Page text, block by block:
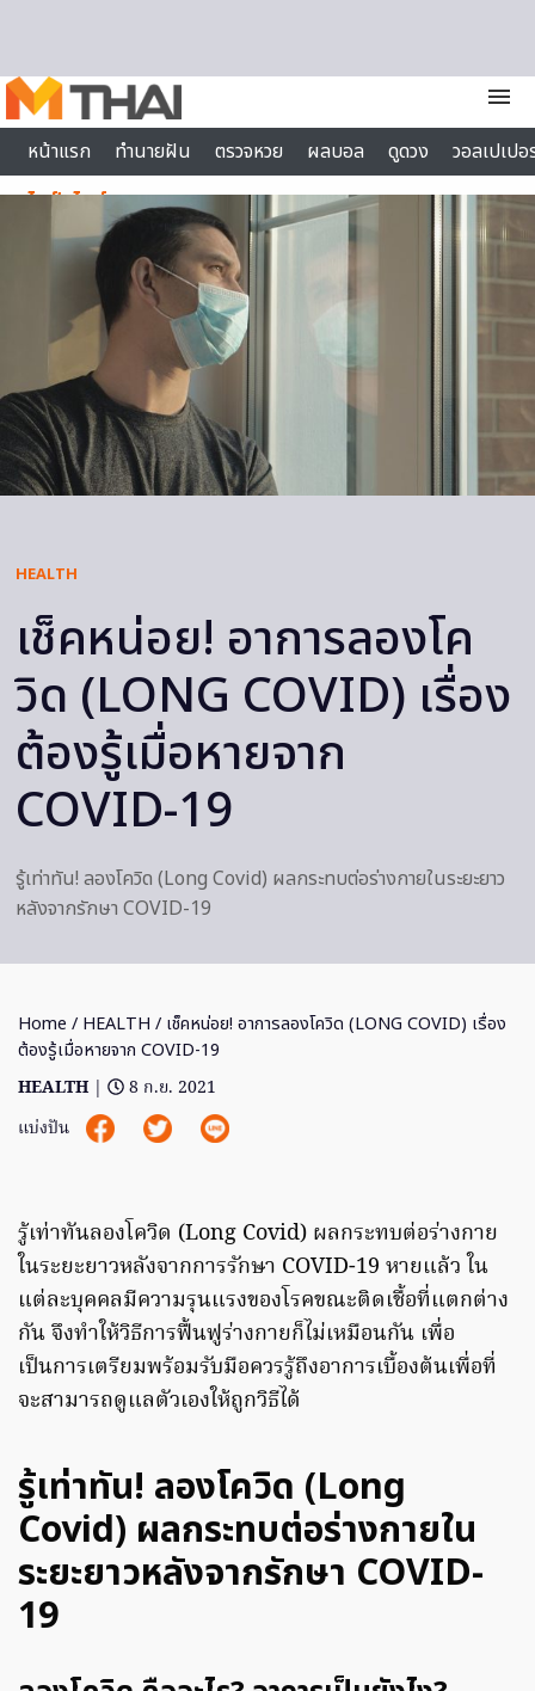
menu
หน้าแรก
ทำนายฝัน ตรวจหวย ผลบอล ดูดวง
วอลเปเป
ไลฟ์สไตล์
HEALTH
เช็คหน่อย! อาการลองโค
วิด (LONG COVID) เรื่อง
ต้องรู้เมื่อหายจาก
COVID-19
รู้เท่าทัน! ลองโควิด (Long Covid) ผลกระทบต่อร่างกายในระยะยาว
หลังจากรักษา COVID-19
Home / HEALTH / เช็คหน่อย! อาการลองโควิด (LONG COVID) เรื่อง
ต้องรู้เมื่อหายจาก COVID-19
HEALTH |
8 ก.ย. 2021
แบ่งปัน
รู้เท่าทันลองโควิด (Long Covid) ผลกระทบต่อร่างกาย
ในระยะยาวหลังจากการรักษา COVID-19 หายแล้ว ใน
แต่ละบุคคลมีความรุนแรงของโรคขณะติดเชื้อที่แตกต่าง
กัน จึงทำให้วิธีการฟื้นฟูร่างกายก็ไม่เหมือนกัน เพื่อ
เป็นการเตรียมพร้อมรับมือควรรู้ถึงอาการเบื้องต้นเพื่อที่
จะสามารถดูแลตัวเองให้ถูกวิธีได้
รู้เท่าทัน! ลองโควิด (Long
Covid) ผลกระทบต่อร่างกายใน
ระยะยาวหลังจากรักษา COVID-
19